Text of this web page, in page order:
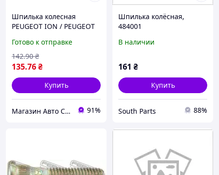
Шпилька колесная
PEUGEOT ION / PEUGEOT
1983-2017 г.
Готово к отправке
135.76₴
142.90 ₴
Купить
Магазин Авто Скорость 91%
Шпилька колёсная,
484001
В наличии
161 ₴
Купить
South Parts 88%